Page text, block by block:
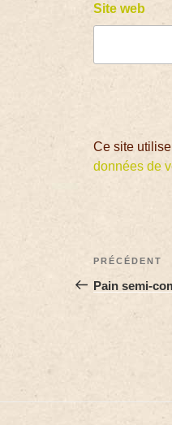
Site web
Ce site
données de
PRÉCÉDENT
Pain semi-